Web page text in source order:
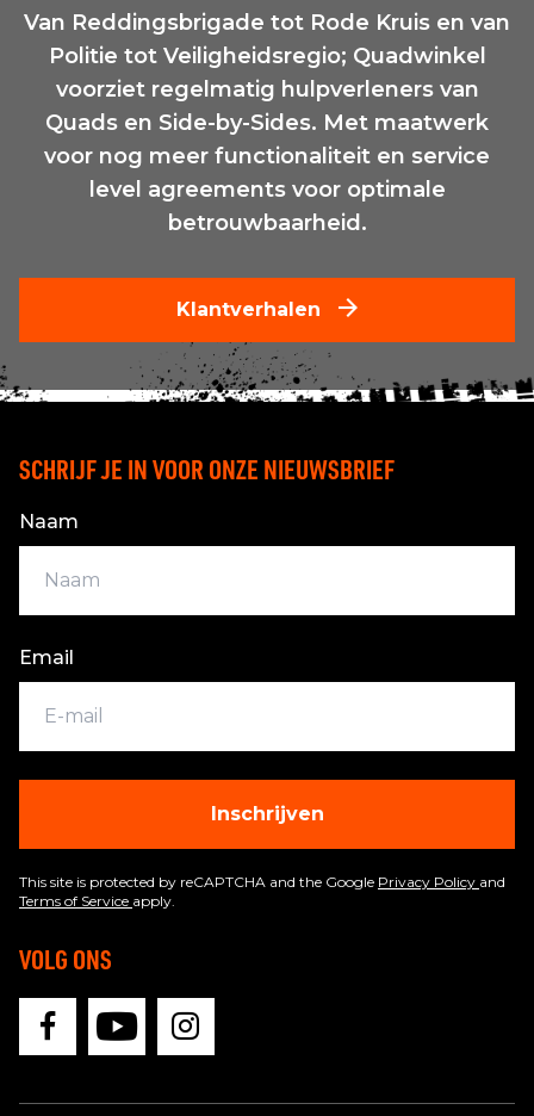
Van Reddingsbrigade tot Rode Kruis en van
Politie tot Veiligheidsregio; Quadwinkel
voorziet regelmatig hulpverleners van
Quads en Side-by-Sides. Met maatwerk
voor nog meer functionaliteit en service
level agreements voor optimale
betrouwbaarheid.
Klantverhalen
SCHRIJF JE IN VOOR ONZE NIEUWSBRIEF
Naam
Email
Inschrijven
This site is protected by reCAPTCHA and the Google Privacy Policy and
Terms of Service apply.
VOLG ONS